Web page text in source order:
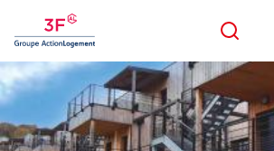
Panneau de gestion des cookies
Rechercher